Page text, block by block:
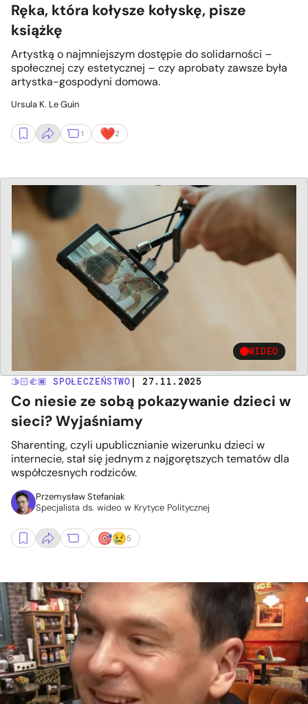
Ręka, która kołysze kołyskę, pisze
książkę
Artystką o najmniejszym dostępie do solidarności –
społecznej czy estetycznej – czy aprobaty zawsze była
artystka-gospodyni domowa.
Ursula K. Le Guin
1 2
WIDEO
🫱🏻‍🫲🏾 SPOŁECZEŃSTWO | 27.11.2025
Co niesie ze sobą pokazywanie dzieci w
sieci? Wyjaśniamy
Sharenting, czyli upublicznianie wizerunku dzieci w
internecie, stał się jednym z najgorętszych tematów dla
współczesnych rodziców.
Przemysław Stefaniak
Specjalista ds. wideo w Krytyce Politycznej
5